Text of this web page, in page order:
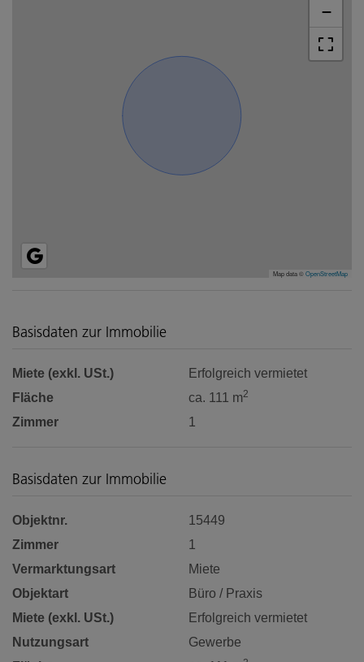
−
Map data ©OpenStreetMap
Basisdaten zur Immobilie
Miete (exkl. USt.)
Erfolgreich vermietet
Fläche
ca. 111 m2
Zimmer 1
Basisdaten zur Immobilie
Objektnr.
15449
Zimmer
1
Vermarktungsart
Miete
Objektart
Büro / Praxis
Miete (exkl. USt.)
Erfolgreich vermietet
Nutzungsart
Gewerbe